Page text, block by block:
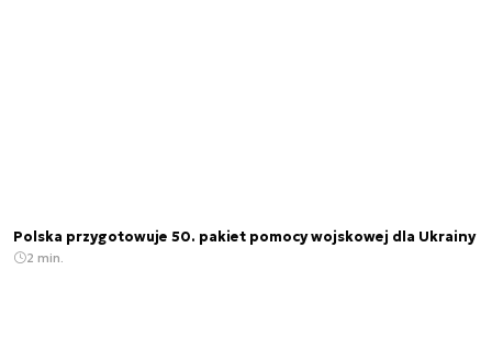
Polska przygotowuje 50. pakiet pomocy wojskowej dla Ukrainy
2 min.